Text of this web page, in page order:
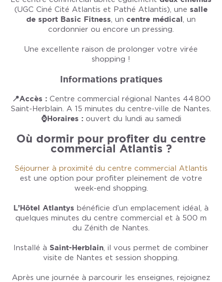
(UGC Ciné Cité Atlantis et Pathé Atlantis), une salle
de sport Basic Fitness, un centre médical, un
cordonnier ou encore un pressing.
Une excellente raison de prolonger votre virée
shopping !
Informations pratiques
📍Accès :Centre commercial régional Nantes 44 800
Saint-Herblain. A 15 minutes du centre-ville de Nantes.
⌚Horaires :ouvert du lundi au samedi
Où dormir pour profiter du centre
commercial Atlantis ?
Séjourner à proximité du centre commercial Atlantis
est une option pour profiter pleinement de votre
week-end shopping.
L’Hôtel Atlantys bénéficie d’un emplacement idéal, à
quelques minutes du centre commercial et à 500 m
du Zénith de Nantes.
Installé à Saint-Herblain, il vous permet de combiner
visite de Nantes et session shopping.
Après une journée à parcourir les enseignes, rejoignez